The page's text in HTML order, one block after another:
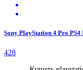
Sony PlayStation 4 Pro
428